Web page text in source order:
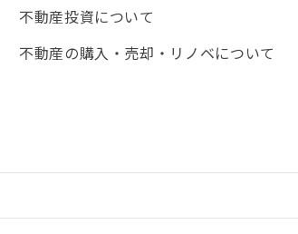
不動産投資について
不動産の購入・売却・リノベについて